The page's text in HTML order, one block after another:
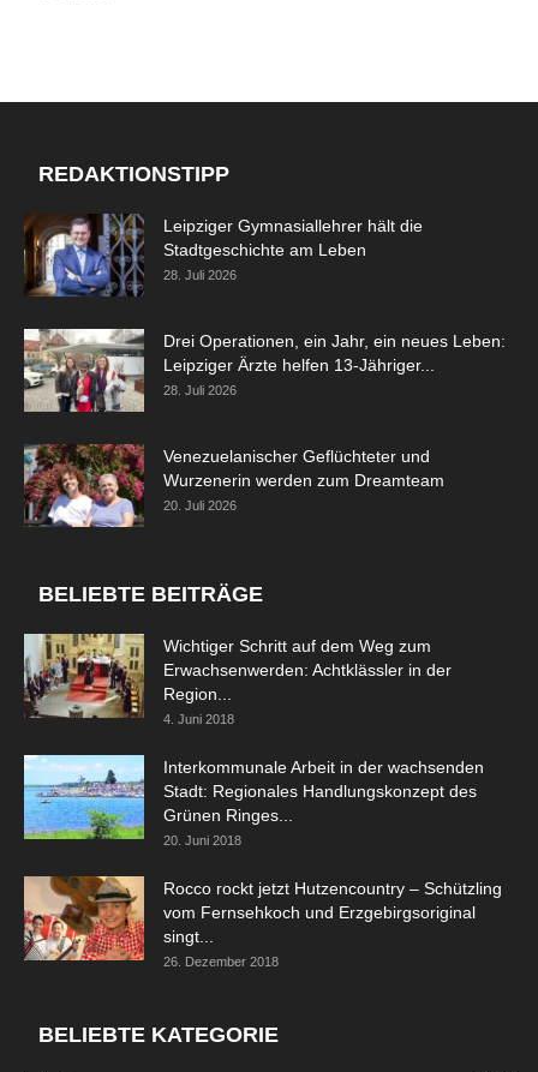
REDAKTIONSTIPP
Leipziger Gymnasiallehrer hält die
Stadtgeschichte am Leben
28. Juli 2026
Drei Operationen, ein Jahr, ein neues Leben:
Leipziger Ärzte helfen 13-Jähriger...
28. Juli 2026
Venezuelanischer Geflüchteter und
Wurzenerin werden zum Dreamteam
20. Juli 2026
BELIEBTE BEITRÄGE
Wichtiger Schritt auf dem Weg zum
Erwachsenwerden: Achtklässler in der
Region...
4. Juni 2018
Interkommunale Arbeit in der wachsenden
Stadt: Regionales Handlungskonzept des
Grünen Ringes...
20. Juni 2018
Rocco rockt jetzt Hutzencountry – Schützling
vom Fernsehkoch und Erzgebirgsoriginal
singt...
26. Dezember 2018
BELIEBTE KATEGORIE